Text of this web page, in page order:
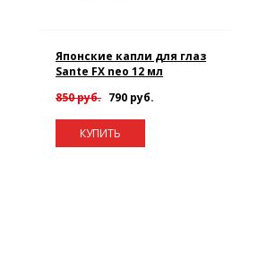
Японские капли для глаз
Sante FX neo 12 мл
850 руб. 790 руб.
КУПИТЬ